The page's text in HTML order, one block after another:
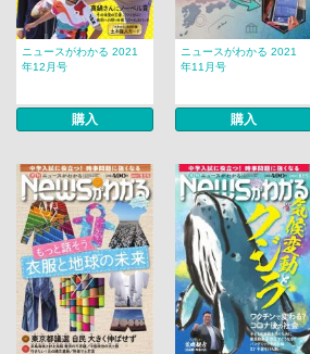
ニュースがわかる 2021
年12月号
購入
ニュースがわかる 2021
年11月号
購入